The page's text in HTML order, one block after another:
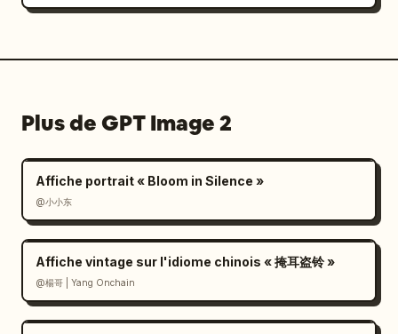
Plus de GPT Image 2
Affiche portrait « Bloom in Silence »
@小小东
Affiche vintage sur l'idiome chinois « 掩耳盗铃 »
@楊哥 | Yang Onchain